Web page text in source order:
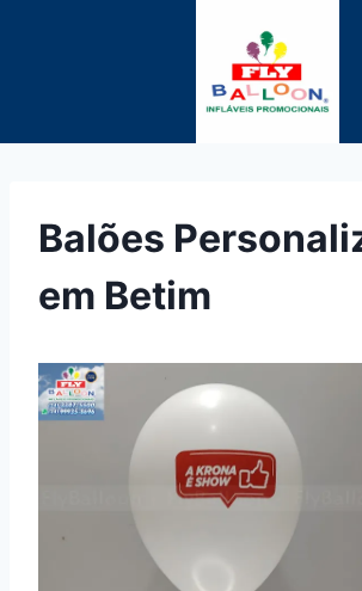
Balões
em Betim